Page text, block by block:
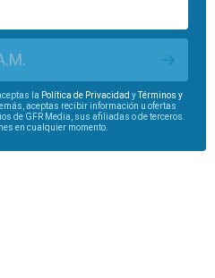
la Política de Privacidad yTérminos y
aceptas recibir información u ofertas
de GFR Media, sus afiliadas o de terceros.
en cualquier momento.